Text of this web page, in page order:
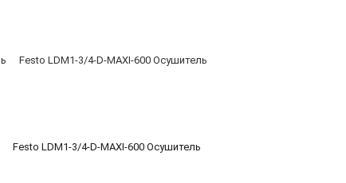
Festo LDM1-3/4-D-MAXI-600 Осушитель